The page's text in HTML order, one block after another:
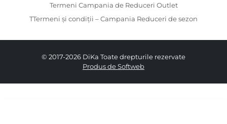
Termeni Campania de Reduceri Outlet
TTermeni și condiții – Campania Reduceri de sezon
© 2017-2026 DiKa Toate drepturile rezervate
Produs de Softweb